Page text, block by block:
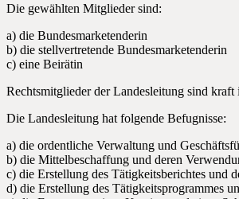
Die gewählten Mitglieder sind:
a) die Bundesmarketenderin
b) die stellvertretende Bundesmarketenderin
c) eine Beirätin
Rechtsmitglieder der Landesleitung sind
Die Landesleitung hat folgende Befugnisse:
a) die ordentliche Verwaltung und
b) die Mittelbeschaffung und deren
c) die Erstellung des Tätigkeitsberichtes und
d) die Erstellung des Tätigkeitsprogrammes